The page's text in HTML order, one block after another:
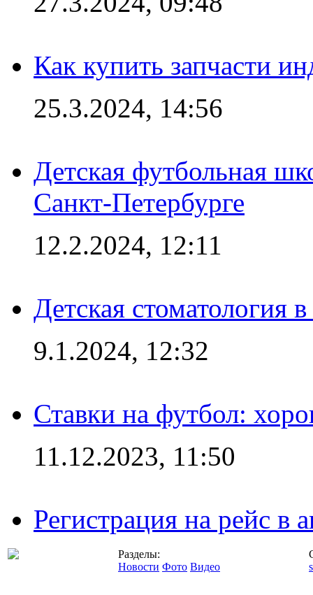
Как купить запчасти
25.3.2024, 14:56
Детская футбольная
Санкт-Петербурге
12.2.2024, 12:11
Детская стоматология
9.1.2024, 12:32
Ставки на футбол:
11.12.2023, 11:50
Регистрация на рейс в
Разделы:
Новости Фото Видео